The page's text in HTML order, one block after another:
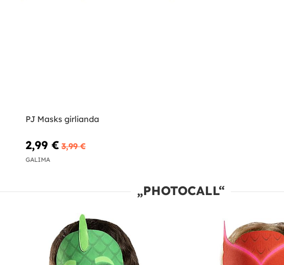
PJ Masks girlianda
2,99 € 3,99 €
GALIMA
„PHOTOCALL“